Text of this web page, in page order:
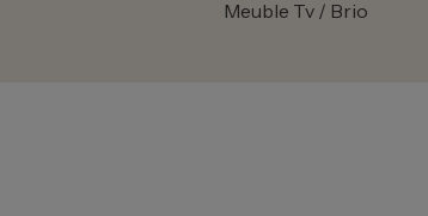
Meuble Tv / Brio